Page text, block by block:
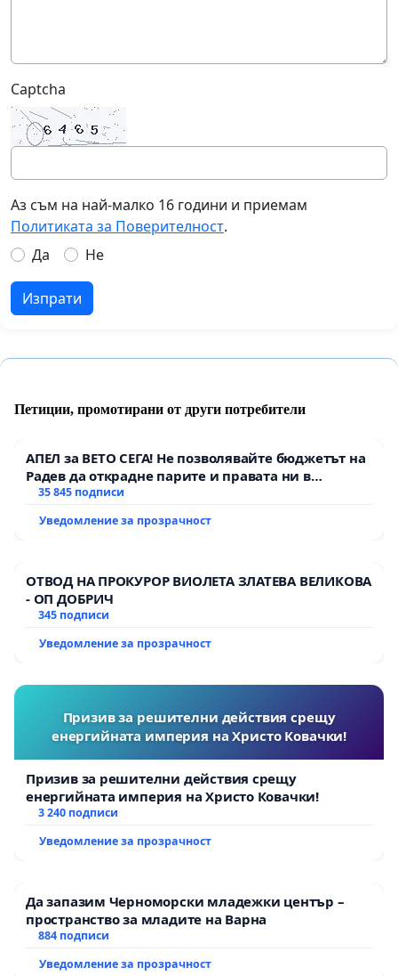
Captcha
Аз съм на най-малко 16 години и приемам
Политиката за Поверителност.
Да
Не
Изпрати
Петиции, промотирани от други потребители
АПЕЛ за ВЕТО СЕГА! Не позволявайте бюджетът на
Радев да открадне парите и правата ни в
тъмното
35 845 подписи
Уведомление за прозрачност
ОТВОД НА ПРОКУРОР ВИОЛЕТА ЗЛАТЕВА ВЕЛИКОВА
- ОП ДОБРИЧ
345 подписи
Уведомление за прозрачност
Призив за решителни действия срещу
енергийната империя на Христо Ковачки!
Призив за решителни действия срещу
енергийната империя на Христо Ковачки!
3 240 подписи
Уведомление за прозрачност
Да запазим Черноморски младежки център –
пространство за младите на Варна
884 подписи
Уведомление за прозрачност